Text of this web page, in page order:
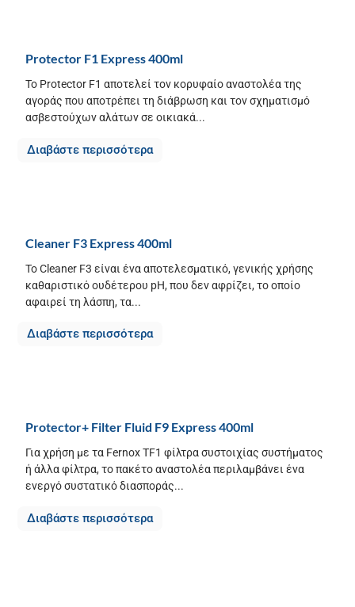
Protector F1 Express 400ml
Το Protector F1 αποτελεί τον κορυφαίο αναστολέα της
αγοράς που αποτρέπει τη διάβρωση και τον σχηματισμό
ασβεστούχων αλάτων σε οικιακά...
Διαβάστε περισσότερα
Cleaner F3 Express 400ml
Το Cleaner F3 είναι ένα αποτελεσματικό, γενικής χρήσης
καθαριστικό ουδέτερου pH, που δεν αφρίζει, το οποίο
αφαιρεί τη λάσπη, τα...
Διαβάστε περισσότερα
Protector+ Filter Fluid F9 Express 400ml
Για χρήση με τα Fernox TF1 φίλτρα συστοιχίας συστήματος
ή άλλα φίλτρα, το πακέτο αναστολέα περιλαμβάνει ένα
ενεργό συστατικό διασποράς...
Διαβάστε περισσότερα